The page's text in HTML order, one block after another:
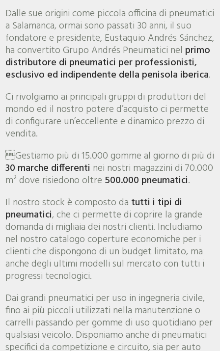
Dalle sue origini come piccola officina di pneumatici
a Salamanca, ormai sono passati 30 anni, il suo
fondatore e presidente, Eustaquio Andrés Sánchez,
ha convertito Grupo Andrés Pneumatici nel primo
distributore di pneumatici per professionisti,
esclusivo ed indipendente della penisola iberica.
Ci rivolgiamo ai principali gruppi di produttori del
mondo ed il nostro potere d’acquisto ci permette
di configurare un’eccellente e dinamico prezzo di
vendita.
Gestiamo più di 15.000 gomme al giorno di più di
30 marche differenti nei nostri magazzini di 70.000
m² dove risiedono oltre 500.000 pneumatici.
Il nostro stock è composto da tutti i tipi di
pneumatici, che ci permette di coprire la grande
domanda di migliaia dei nostri clienti. Includiamo
nel nostro catalogo coperture economiche per i
clienti che dispongono di un budget limitato, ma
anche degli ultimi modelli sul mercato con tutti i
progressi tecnologici.
Dai grandi pneumatici per uso in ingegneria civile,
fino ai più piccoli utilizzati nella manutenzione o
carrelli passando per gomme di uso quotidiano per
qualsiasi veicolo. Disponiamo anche di pneumatici
specifici da competizione e circuito, sia per auto